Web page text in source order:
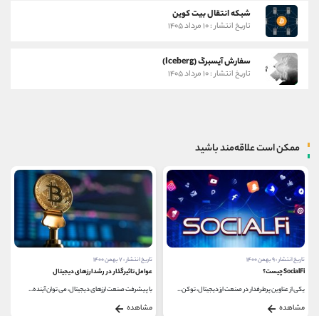
شبکه انتقال بیت کوین
تاریخ انتشار : ۱۰ مرداد ۱۴۰۵
سفارش آیسبرگ (Iceberg)
تاریخ انتشار : ۱۰ مرداد ۱۴۰۵
ممکن است علاقه‌مند باشید
تاریخ انتشار : ۷ بهمن ۱۴۰۰
عوامل تاثیرگذار در رشد ارزهای دیجیتال
با پیشرفت صنعت ارزهای دیجیتال، می توان آینده...
مشاهده
تاریخ انتشار : ۱۹ تیر ۱۴۰۲
متاورس در کشاورزی
با گسترش متاورس در سال‌های اخیر، صنایع مختلفی...
مشاهده